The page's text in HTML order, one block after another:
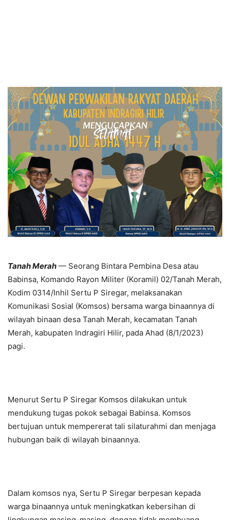
Tanah Merah — Seorang Bintara Pembina Desa atau
Babinsa, Komando Rayon Militer (Koramil) 02/Tanah Merah,
Kodim 0314/Inhil Sertu P Siregar, melaksanakan
Komunikasi Sosial (Komsos) bersama warga binaannya di
wilayah binaan desa Tanah Merah, kecamatan Tanah
Merah, kabupaten Indragiri Hilir, pada Ahad (8/1/2023)
pagi.
Menurut Sertu P Siregar Komsos dilakukan untuk
mendukung tugas pokok sebagai Babinsa. Komsos
bertujuan untuk mempererat tali silaturahmi dan menjaga
hubungan baik di wilayah binaannya.
Dalam komsos nya, Sertu P Siregar berpesan kepada
warga binaannya untuk meningkatkan kebersihan di